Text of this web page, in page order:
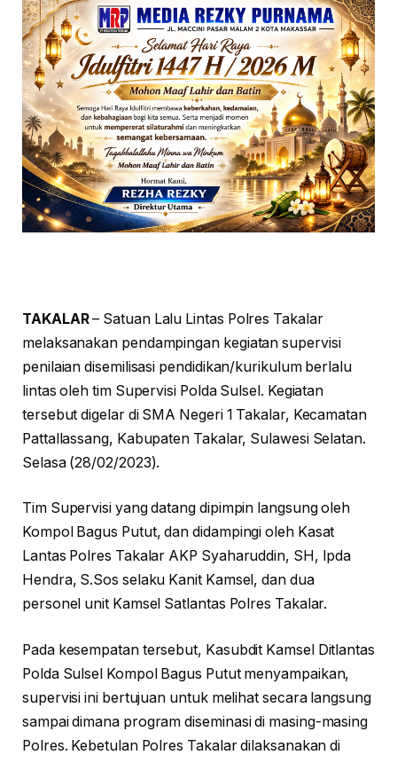
TAKALAR– Satuan Lalu Lintas Polres Takalar
melaksanakan pendampingan kegiatan supervisi
penilaian disemilisasi pendidikan/kurikulum berlalu
lintas oleh tim Supervisi Polda Sulsel. Kegiatan
tersebut digelar di SMA Negeri 1 Takalar, Kecamatan
Pattallassang, Kabupaten Takalar, Sulawesi Selatan.
Selasa (28/02/2023).
Tim Supervisi yang datang dipimpin langsung oleh
Kompol Bagus Putut, dan didampingi oleh Kasat
Lantas Polres Takalar AKP Syaharuddin, SH, Ipda
Hendra, S.Sos selaku Kanit Kamsel, dan dua
personel unit Kamsel Satlantas Polres Takalar.
Pada kesempatan tersebut, Kasubdit Kamsel Ditlantas
Polda Sulsel Kompol Bagus Putut menyampaikan,
supervisi ini bertujuan untuk melihat secara langsung
sampai dimana program diseminasi di masing-masing
Polres. Kebetulan Polres Takalar dilaksanakan di